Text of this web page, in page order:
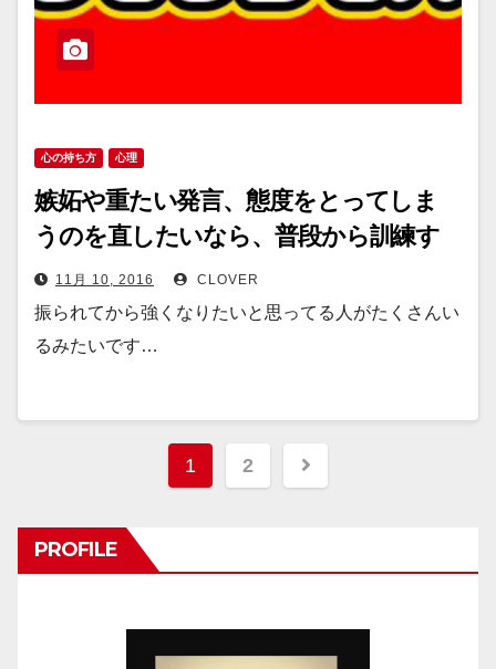
心の持ち方 心理
嫉妬や重たい発言、態度をとってしま
うのを直したいなら、普段から訓練す
るしかない。その方法とは？
11月 10, 2016 CLOVER
振られてから強くなりたいと思ってる人がたくさんい
るみたいです…
投
ゲ
1 2
PROFILE